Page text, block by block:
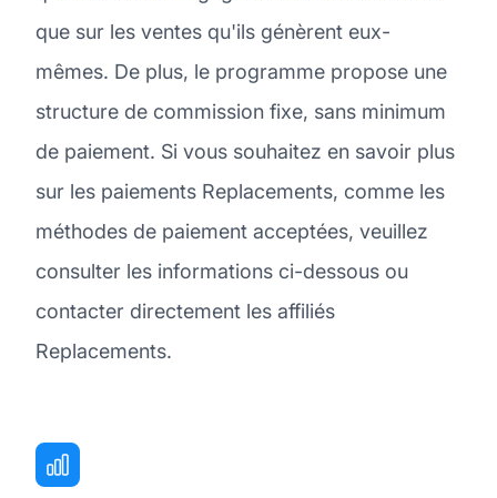
que sur les ventes qu'ils génèrent eux-
mêmes. De plus, le programme propose une
structure de commission fixe, sans minimum
de paiement. Si vous souhaitez en savoir plus
sur les paiements Replacements, comme les
méthodes de paiement acceptées, veuillez
consulter les informations ci-dessous ou
contacter directement les affiliés
Replacements.